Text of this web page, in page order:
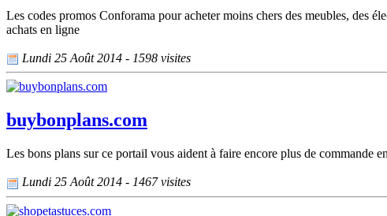
Les codes promos Conforama pour acheter moins chers des meubles, des
achats en ligne
Lundi 25 Août 2014 - 1598 visites
buybonplans.com
Les bons plans sur ce portail vous aident à faire encore plus de commande
Lundi 25 Août 2014 - 1467 visites